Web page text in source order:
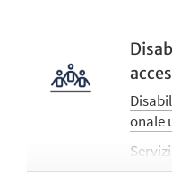
onale
isogni